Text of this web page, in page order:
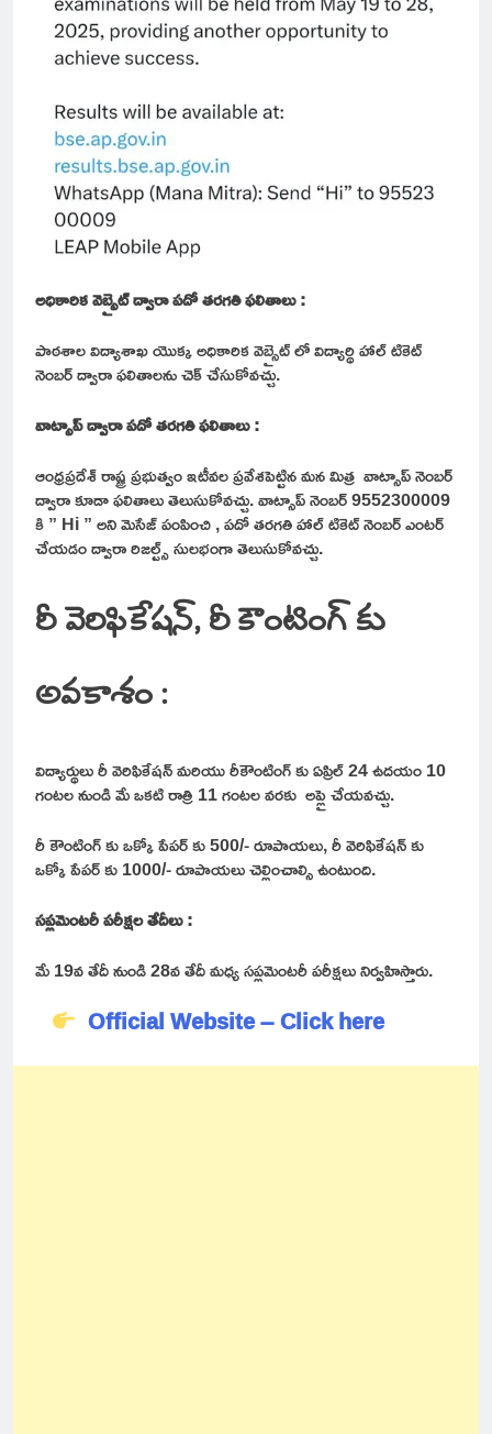
అధికారిక వెబ్సైట్ ద్వారా పదో తరగతి ఫలితాలు :
పాఠశాల విద్యాశాఖ యొక్క అధికారిక వెబ్సైట్ లో విద్యార్థి హాల్ టికెట్
నెంబర్ ద్వారా ఫలితాలను చెక్ చేసుకోవచ్చు.
వాట్సాప్ ద్వారా పదో తరగతి ఫలితాలు :
ఆంధ్రప్రదేశ్ రాష్ట్ర ప్రభుత్వం ఇటీవల ప్రవేశపెట్టిన మన మిత్ర వాట్సాప్ నెంబర్
ద్వారా కూడా ఫలితాలు తెలుసుకోవచ్చు. వాట్సాప్ నెంబర్ 9552300009
కి ” Hi ” అని మెసేజ్ పంపించి , పదో తరగతి హాల్ టికెట్ నెంబర్ ఎంటర్
చేయడం ద్వారా రిజల్ట్స్ సులభంగా తెలుసుకోవచ్చు.
రీ వెరిఫికేషన్, రీ కౌంటింగ్ కు
అవకాశం :
విద్యార్థులు రీ వెరిఫికేషన్ మరియు రీకౌంటింగ్ కు ఏప్రిల్ 24 ఉదయం 10
గంటల నుండి మే ఒకటి రాత్రి 11 గంటల వరకు అప్లై చేయవచ్చు.
రీ కౌంటింగ్ కు ఒక్కో పేపర్ కు 500/- రూపాయలు, రీ వెరిఫికేషన్ కు
ఒక్కో పేపర్ కు 1000/- రూపాయలు చెల్లించాల్సి ఉంటుంది.
సప్లమెంటరీ పరీక్షల తేదీలు :
మే 19వ తేదీ నుండి 28వ తేదీ మధ్య సప్లమెంటరీ పరీక్షలు నిర్వహిస్తారు.
Official Website – Click here